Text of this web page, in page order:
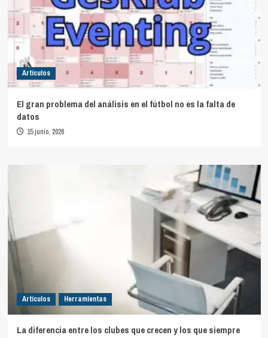
Artículos
El gran problema del análisis en el fútbol no es la falta de
datos
15 junio, 2026
Artículos Herramientas
La diferencia entre los clubes que crecen y los que siempre